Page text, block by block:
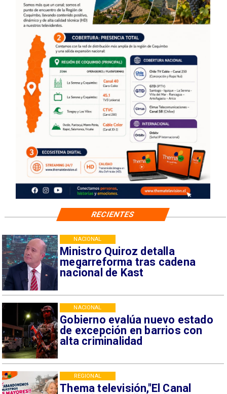
Ministro Quiroz detalla
megarreforma tras cadena
nacional de Kast
NACIONAL
Gobierno evalúa nuevo estado
de excepción en barrios con
alta criminalidad
NACIONAL
Thema televisión,"El Canal
REGIONAL
RECIENTES